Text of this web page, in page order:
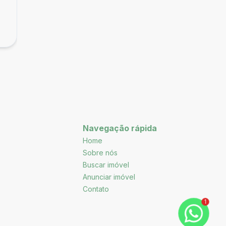
Navegação rápida
Home
Sobre nós
Buscar imóvel
Anunciar imóvel
Contato
1